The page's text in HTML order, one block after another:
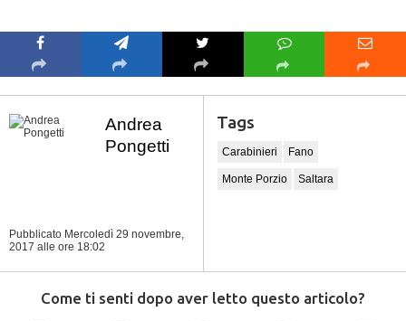
Andrea
Pongetti
Pubblicato Mercoledì 29 novembre,
2017 alle ore 18:02
Tags
Carabinieri Fano
Monte Porzio Saltara
Come ti senti dopo aver letto questo articolo?